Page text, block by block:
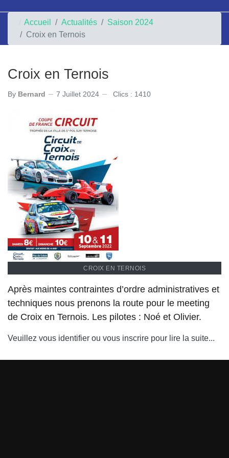
Accueil Actualités
Saison 2024
Croix en Ternois
Croix en Ternois
By Bernard 7 Juillet 2024 Clics : 1410
CROIX EN TERNOIS
Après maintes contraintes d’ordre administratives et
techniques nous prenons la route pour le meeting
de Croix en Ternois. Les pilotes : Noé et Olivier.
Veuillez vous identifier ou vous inscrire pour lire la suite...